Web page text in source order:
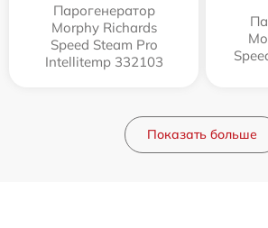
Парогенератор
Morphy Richards
Speed Steam Pro
Intellitemp 332103
Показать больше